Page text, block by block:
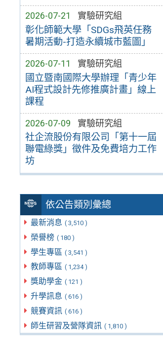
2026-07-21 實驗研究組
彰化師範大學「SDGs飛英任務
暑期活動-打造永續城市藍圖」
2026-07-11 實驗研究組
國立暨南國際大學辦理「青少年
AI程式設計先修推廣計畫」線上
課程
2026-07-09 實驗研究組
社企流股份有限公司「第十一屆
聯電綠獎」徵件及免費培力工作
坊
依公告類別彙總
最新消息 ( 3,510 )
榮譽榜 ( 180 )
學生專區 ( 3,541 )
教師專區 ( 1,234 )
獎助學金 ( 121 )
升學訊息 ( 616 )
競賽資訊 ( 616 )
師生研習及營隊資訊 ( 1,810 )